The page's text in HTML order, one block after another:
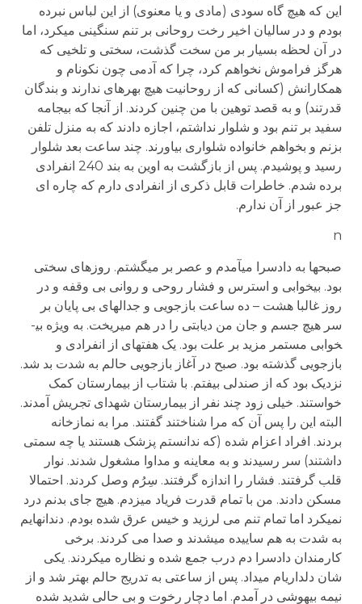
این که هیچ گاه سودی (مادی و یا معنوی) از این لباس نبرده
بودم و در سالیان اخیر رخت روحانی بر تنم سنگینی می­کرد، اما
در آن لحظه بسیار بر من سخت گذشت، سختی و تلخیی که
هرگز فراموش نخواهم کرد، چرا که آدمی چون نکونام و
همکارانش (کسانی که از روحانیت هیچ بهره­ای ندارند و بندگان
قدرتند) و به قصد توهین با من چنین کردند. از آنجا که بیجامه
سفید بر تنم بود و شلوار نداشتم، اجازه دادند که به منزل تلفن
بزنم و بخواهم خانواده شلواری بیاورند. چند ساعت بعد شلوار
رسید و پوشیدم. پس از بازگشت به اوین به بند 240 انفرادی
برده شدم. خاطرات قابل ذکری از انفرادی دارم که چاره ای
جز عبور از آن ندارم.
n
صبح­ها به دادسرا می­آمدم و عصر بر می­گشتم. روزهای سختی
بود. بی­خوابی و استرس و فشار روحی و روانی بی وقفه و در
روز غالبا هشت – ده ساعت بازجویی و جدالهای بی پایان بر
سر هیچ جسم و جان من دیابتی را در هم می­ریخت. به ویژه بی­
خوابی مستمر مزید بر علت بود. یک هفته­ای از انفرادی و
بازجویی گذشته بود. صبح در آغاز بازجویی حالم به شدت بد شد.
نزدیک بود که از صندلی بیفتم. با شتاب از بیمارستان کمک
خواستند. خیلی زود چند نفر از بیمارستان شهدای تجریش آمدند.
البته این را پس آن که مرا شناختند گفتند. مرا به نمازخانه
بردند. افراد اعزام شده (که ندانستم پزشک هستند یا چه سمتی
داشتند) سر رسیدند و به معاینه و مداوا مشغول شدند. نوار
قلب گرفتند. فشار را اندازه گرفتند. سِرُم وصل کردند. احتمالا
مسکن دادند. من با تمام قدرت فریاد می­زدم. هیچ جای بدنم درد
نمی­کرد اما تمام تنم می لرزید و خیس عرق شده بودم. دندانهایم
به شدت به هم ساییده می­شدند و صدا می کردند. برخی
کارمندان دادسرا دم درب جمع شده و نظاره می­کردند. یکی
شان دلداری­ام می­داد. پس از ساعتی به تدریج حالم بهتر شد و از
نیمه بیهوشی در آمدم. اما دچار رخوت و بی حالی شدید شده